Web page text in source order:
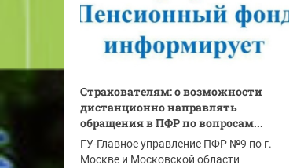
Страхователям: о возможности
дистанционно направлять
обращения в ПФР по вопросам...
ГУ-Главное управление ПФР №9 по г.
Москве и Московской области